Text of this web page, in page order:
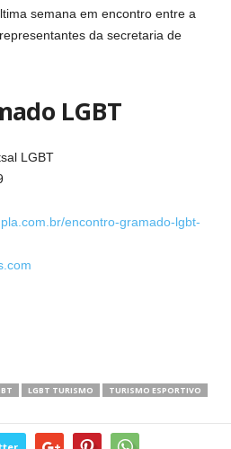
semana em encontro entre a
da secretaria de
LGBT
LGBT
encontro-gramado-lgbt-
LGBT TURISMO
TURISMO ESPORTIVO